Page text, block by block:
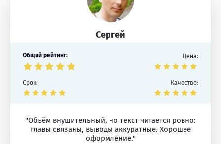
Сергей
Общий рейтинг: Цена:
Срок: Качество:
"Объём внушительный, но текст читается ровно:
главы связаны, выводы аккуратные. Хорошее
оформление."